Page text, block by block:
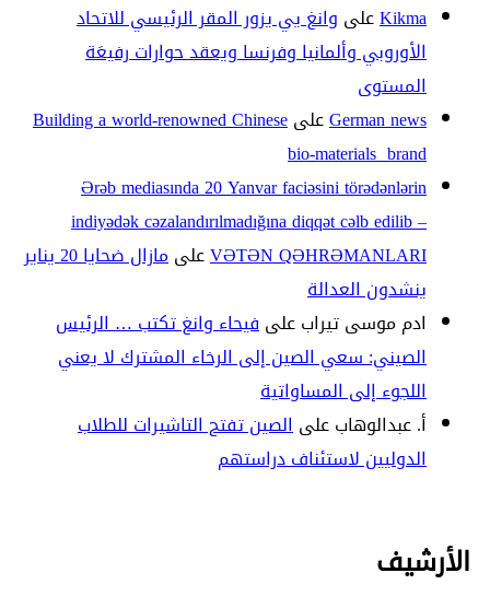
Kikmaعلى وانغ يي يزور المقر الرئيسي للاتحاد
الأوروبي وألمانيا وفرنسا ويعقد حوارات رفيعَة
المستوى
German newsعلىBuilding a world-renowned Chinese
bio-materials brand
Ərəb mediasında 20 Yanvar faciəsini törədənlərin
indiyədək cəzalandırılmadığına diqqət cəlb edilib –
VƏTƏN QƏHRƏMANLARIعلى
مازال ضحايا 20 يناير
ينشدون العدالة
ادم موسى تيرابعلىفيحاء وانغ تكتب … الرئيس
الصيني: سعي الصين إلى الرخاء المشترك لا يعني
اللجوء إلى المساواتية
أ. عبدالوهابعلىالصين تفتح التاشيرات للطلاب
الدوليين لاستئناف دراستهم
الأرشيف